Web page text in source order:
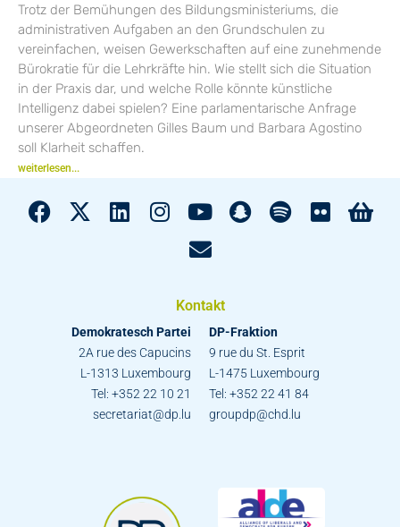
Trotz der Bemühungen des Bildungsministeriums, die
administrativen Aufgaben an den Grundschulen zu
vereinfachen, weisen Gewerkschaften auf eine zunehmende
Bürokratie für die Lehrkräfte hin. Wie stellt sich die Situation
in der Praxis dar, und welche Rolle könnte künstliche
Intelligenz dabei spielen? Eine parlamentarische Anfrage
unserer Abgeordneten Gilles Baum und Barbara Agostino
soll Klarheit schaffen.
weiterlesen...
Kontakt
Demokratesch Partei
2A rue des Capucins
L-1313 Luxembourg
Tel: +352 22 10 21
secretariat@dp.lu
DP-Fraktion
9 rue du St. Esprit
L-1475 Luxembourg
Tel: +352 22 41 84
groupdp@chd.lu